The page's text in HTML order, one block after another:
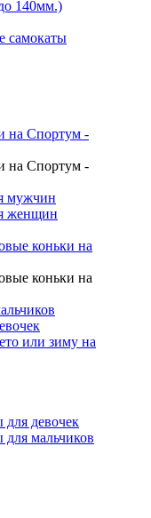
140мм.)
самокаты
на Спортум -
на Спортум -
мужчин
женщин
коньки на
коньки на
или зиму на
девочек
мальчиков